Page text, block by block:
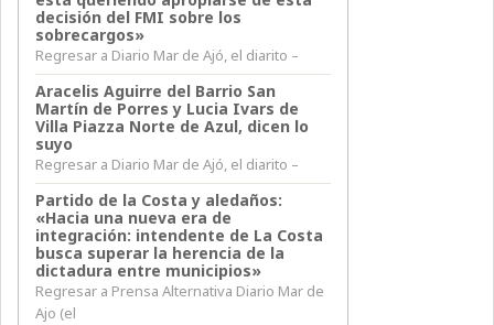
decisión del FMI sobre los
sobrecargos»
Regresar a Diario Mar de Ajó, el diarito –
Aracelis Aguirre del Barrio San
Martín de Porres y Lucia Ivars de
Villa Piazza Norte de Azul, dicen lo
suyo
Regresar a Diario Mar de Ajó, el diarito –
Partido de la Costa y aledaños:
«Hacia una nueva era de
integración: intendente de La Costa
busca superar la herencia de la
dictadura entre municipios»
Regresar a Prensa Alternativa Diario Mar de
Ajo (el